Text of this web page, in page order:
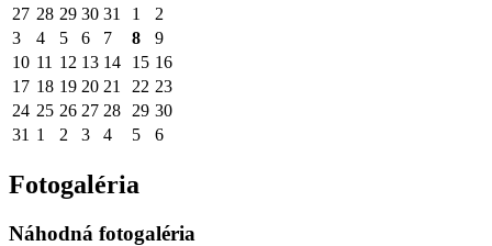
27 28 29 30 31 1
2
3
4 5 6 7 8
9
10 11 12 13 14 15 16
17 18 19 20 21 22 23
24 25 26 27 28 29 30
31 1 2 3 4 5 6
Fotogaléria
Náhodná fotogaléria